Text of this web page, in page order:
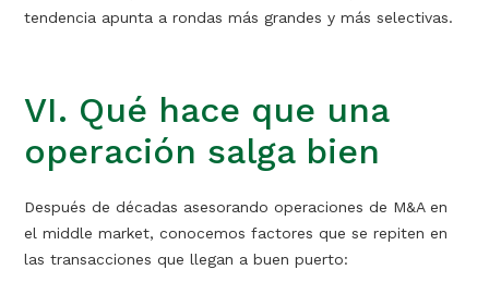
tendencia apunta a rondas más grandes y más selectivas.
VI. Qué hace que una
operación salga bien
Después de décadas asesorando operaciones de M&A en
el middle market, conocemos factores que se repiten en
las transacciones que llegan a buen puerto: